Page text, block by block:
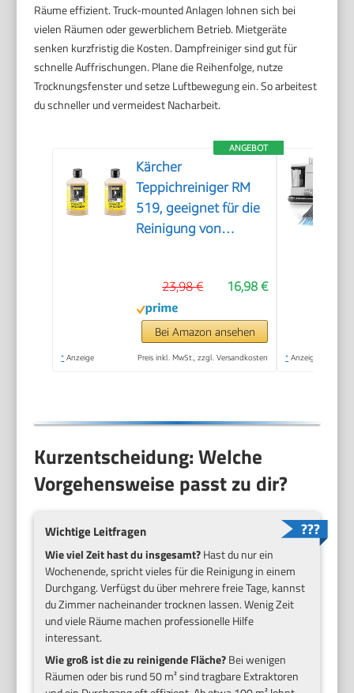
Räume effizient. Truck-mounted Anlagen lohnen sich bei
vielen Räumen oder gewerblichem Betrieb. Mietgeräte
senken kurzfristig die Kosten. Dampfreiniger sind gut für
schnelle Auffrischungen. Plane die Reihenfolge, nutze
Trocknungsfenster und setze Luftbewegung ein. So arbeitest
du schneller und vermeidest Nacharbeit.
ANGEBOT
Kärcher
Teppichreiniger RM
519, geeignet für die
Reinigung von
etc., 1l Konzentrat
ergeben verdünnt 40l
Reinigungsmittel
(Packung mit 2)
16,98 €
23,98 €
Bei Amazon ansehen
* Anzeige Preis inkl. MwSt., zzgl. Versandkosten * Anzeige
Kurzentscheidung: Welche
Vorgehensweise passt zu dir?
Wichtige Leitfragen
Wie viel Zeit hast du insgesamt?Hast du nur ein
Wochenende, spricht vieles für die Reinigung in einem
Durchgang. Verfügst du über mehrere freie Tage, kannst
du Zimmer nacheinander trocknen lassen. Wenig Zeit
und viele Räume machen professionelle Hilfe
interessant.
Wie groß ist die zu reinigende Fläche?Bei wenigen
Räumen oder bis rund 50 m² sind tragbare Extraktoren